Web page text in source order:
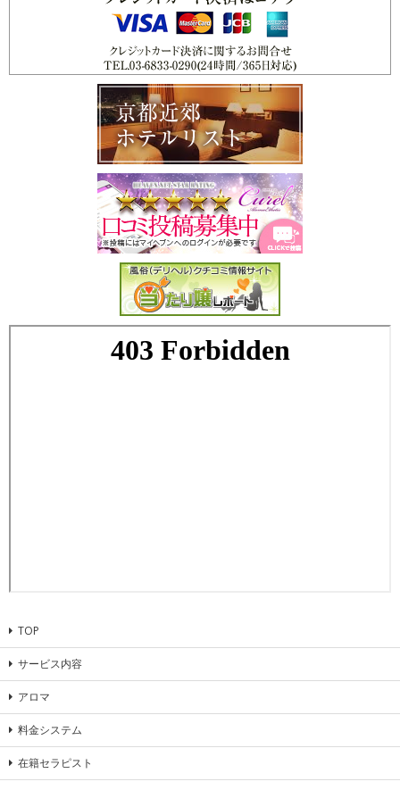
TOP
サービス内容
アロマ
料金システム
在籍セラピスト